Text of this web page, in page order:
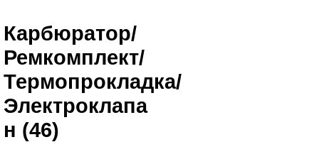
Карбюратор/
Ремкомплект/
Термопрокладка/
Электроклапа
н (46)